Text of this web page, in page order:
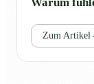
Zum Artikel